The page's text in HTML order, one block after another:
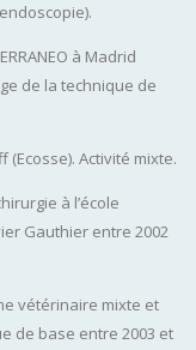
à Madrid
de la technique de
Activité mixte.
à l’école
Gauthier entre 2002
vétérinaire mixte et
de base entre 2003 et